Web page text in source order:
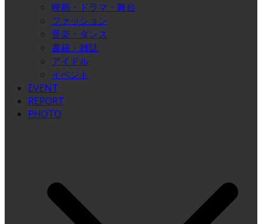
映画・ドラマ・舞台
ファッション
音楽・ダンス
書籍・雑誌
アイドル
イベント
EVENT
REPORT
PHOTO